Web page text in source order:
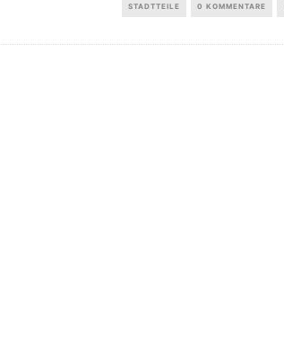
STADTTEILE 0 KOMMENTARE